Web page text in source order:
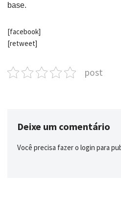
base.
[facebook]
[retweet]
post
Deixe um comentário
Você precisa fazer o login para